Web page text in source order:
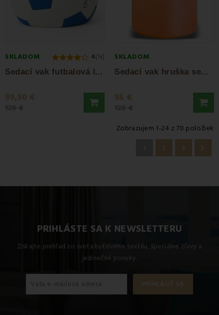
SKLADOM 4(1x)
S
edací vak futbalová lopta bielomodrá EMI
99,50 €
SKLADOM
S
edací vak hruška semišová tehlová EMI
95 €
Zobrazujem 1-24 z 70 položiek
2 3 
PRIHLÁSTE SA K NEWSLETTERU
Získajte prehľad zo sveta bytového textilu, špeciálne zľavy a
jedinečné ponuky.